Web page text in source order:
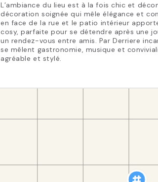
L’ambiance du lieu est à la fois chic et
décoration soignée qui mêle élégance et
en face de la rue et le patio intérieur
cosy, parfaite pour se détendre après une
un rendez-vous entre amis. Par Derriere
se mêlent gastronomie, musique et
agréable et stylé.